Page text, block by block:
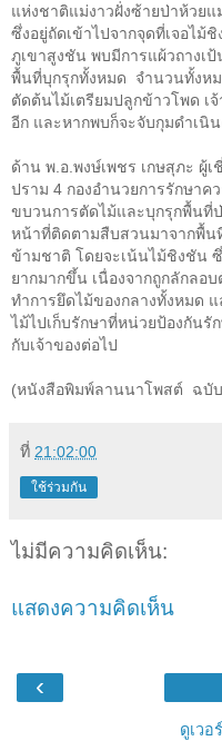
แห่งชาติแม่งาวฝั่งซ้ายป่าห้วยแ
ซึ่งอยู่ถัดเข้าไปจากจุดที่เจอไ
ภูเขาสูงชัน พบมีการแผ้วถางเ
พื้นที่บุกรุกทั้งหมด จำนวนทั้งห
ตัดต้นไม้เตรียมปลูกข้าวโพด เ
อีก และหากพบก็จะจับกุมดำเนิ
ด้าน พ.อ.พงษ์เพชร เกษสุภะ ผู้
ปราม 4 กองอำนวยการรักษาค
ขบวนการตัดไม้และบุกรุกพื้นที่
หน้าที่ติดตามสืบสวนมาจากพื้น
ข้ามชาติ โดยจะเน้นไม้ชิงชัน
ยากมากขึ้น เนื่องจากถูกลักลอ
ทำการยึดไม้ของกลางทั้งหมด
ไม้ไปเก็บรักษาที่หน่วยป้องกันรั
กับเจ้าของต่อไป
(หนังสือพิมพ์ลานนาโพสต์ ฉบั
ที่ 21:02:00
ใช้ร่วมกัน
ไม่มีความคิดเห็น:
แสดงความคิดเห็น
‹
ดูเวอ